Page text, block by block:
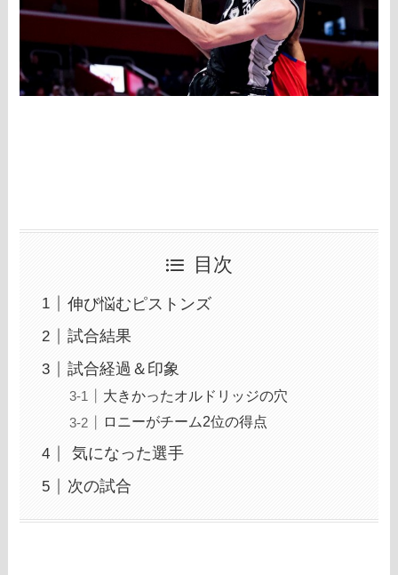
目次
伸び悩むピストンズ
試合結果
試合経過＆印象
大きかったオルドリッジの穴
ロニーがチーム2位の得点
気になった選手
次の試合